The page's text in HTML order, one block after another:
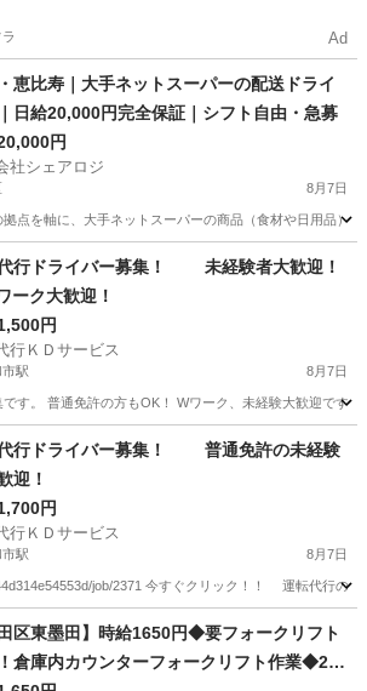
Ad
恵比寿｜大手ネットスーパーの配送ドライ
日給20,000円完全保証｜シフト自由・急募
円
社シェアロジ
8月7日
点を軸に、大手ネットスーパーの商品（食材や日用品）
イバー ネットスーパー
行ドライバー募集！ 未経験者大歓迎！
ーク大歓迎！
円
行ＫＤサービス
駅 8月7日
す。 普通免許の方もOK！ Wワーク、未経験大歓迎です
大和市駅 ドライバー
行ドライバー募集！ 普通免許の未経験
迎！
円
行ＫＤサービス
駅 8月7日
job/2371 今すぐクリック！！ 運転代行の
大和市駅 ドライバー
田区東墨田】時給1650円◆要フォークリフト
倉庫内カウンターフォークリフト作業◆20